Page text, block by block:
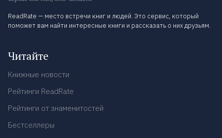
ReadRate — место встречи книг и людей. Это сервис, который
поможет вам найти интересные книги и рассказать о них друзьям.
Читайте
Книжные новости
Рейтинги ReadRate
Рейтинги от знаменитостей
Бестселлеры